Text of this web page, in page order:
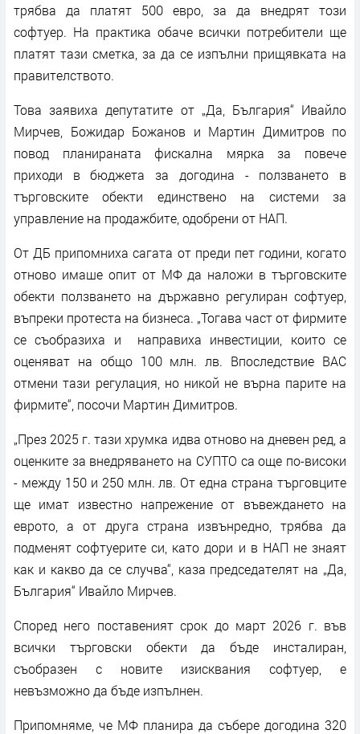
трябва да платят 500 евро, за да внедрят този
софтуер. На практика обаче всички потребители ще
платят тази сметка, за да се изпълни прищявката на
правителството.
Това заявиха депутатите от „Да, България“ Ивайло
Мирчев, Божидар Божанов и Мартин Димитров по
повод планираната фискална мярка за повече
приходи в бюджета за догодина - ползването в
търговските обекти единствено на системи за
управление на продажбите, одобрени от НАП.
От ДБ припомниха сагата от преди пет години, когато
отново имаше опит от МФ да наложи в търговските
обекти ползването на държавно регулиран софтуер,
въпреки протеста на бизнеса. „Тогава част от фирмите
се съобразиха и направиха инвестиции, които се
оценяват на общо 100 млн. лв. Впоследствие ВАС
отмени тази регулация, но никой не върна парите на
фирмите“, посочи Мартин Димитров.
„През 2025 г. тази хрумка идва отново на дневен ред, а
оценките за внедряването на СУПТО са още по-високи
- между 150 и 250 млн. лв. От една страна търговците
ще имат известно напрежение от въвеждането на
еврото, а от друга страна извънредно, трябва да
подменят софтуерите си, като дори и в НАП не знаят
как и какво да се случва“, каза председателят на „Да,
България“ Ивайло Мирчев.
Според него поставеният срок до март 2026 г. във
всички търговски обекти да бъде инсталиран,
съобразен с новите изисквания софтуер, е
невъзможно да бъде изпълнен.
Припомняме, че МФ планира да събере догодина 320